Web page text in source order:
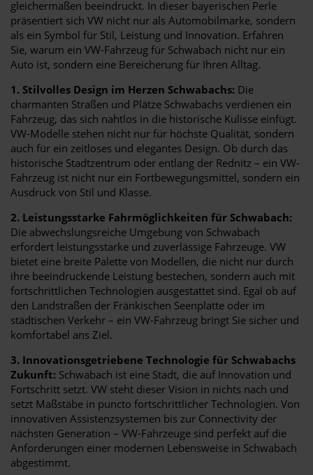
gleichermaßen beeindruckt. In dieser bayerischen Perle
präsentiert sich VW nicht nur als Automobilmarke, sondern
als ein Symbol für Stil, Leistung und Innovation. Erfahren
Sie, warum ein VW-Fahrzeug für Schwabach nicht nur ein
Auto ist, sondern eine Bereicherung für Ihren Alltag.
1. Stilvolles Design im Herzen Schwabachs: Die
charmanten Straßen und Plätze Schwabachs verdienen ein
Fahrzeug, das sich nahtlos in die historische Kulisse einfügt.
VW-Modelle stehen nicht nur für höchste Qualität, sondern
auch für ein zeitloses und elegantes Design. Ob durch das
historische Stadtzentrum oder entlang der Rednitz – ein VW-
Fahrzeug ist nicht nur ein Fortbewegungsmittel, sondern ein
Ausdruck von Stil und Klasse.
2. Leistungsstarke Fahrmöglichkeiten für Schwabach:
Die abwechslungsreiche Umgebung von Schwabach
erfordert leistungsstarke und zuverlässige Fahrzeuge. VW
bietet eine breite Palette von Modellen, die nicht nur durch
ihre beeindruckende Leistung bestechen, sondern auch mit
fortschrittlichen Technologien ausgestattet sind. Egal ob auf
den Landstraßen der Fränkischen Seenplatte oder im
städtischen Verkehr – ein VW-Fahrzeug bringt Sie sicher und
komfortabel ans Ziel.
3. Innovationsgetriebene Technologie für Schwabachs
Zukunft: Schwabach ist eine Stadt, die auf Innovation und
Fortschritt setzt. VW steht dieser Vision in nichts nach und
setzt Maßstäbe in puncto fortschrittlicher Technologien. Von
innovativen Assistenzsystemen bis zur Connectivity der
nächsten Generation – VW-Fahrzeuge sind perfekt auf die
Anforderungen einer modernen Lebensweise in Schwabach
abgestimmt.